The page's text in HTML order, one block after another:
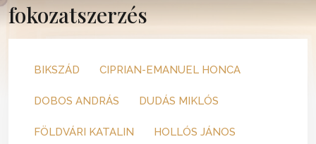
fokozatszerzés
BIKSZÁD CIPRIAN-EMANUEL HONCA
DOBOS ANDRÁS DUDÁS MIKLÓS
FÖLDVÁRI KATALIN HOLLÓS JÁNOS